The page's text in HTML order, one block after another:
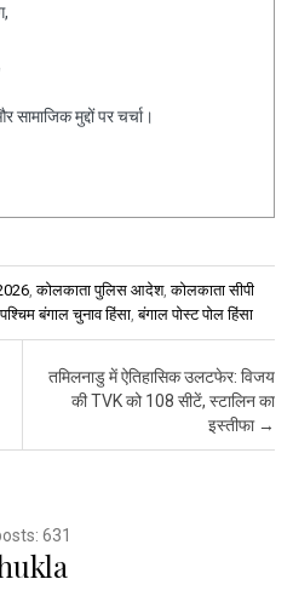
मुद्दों पर चर्चा।
,कोलकाता पुलिस आदेश,कोलकाता सीपी
पश्चिम बंगाल चुनाव हिंसा ,बंगाल पोस्ट पोल हिंसा
तमिलनाडु में ऐतिहासिक उलटफेर: विजय
की TVK को 108 सीटें, स्टालिन का
इस्तीफा →
631